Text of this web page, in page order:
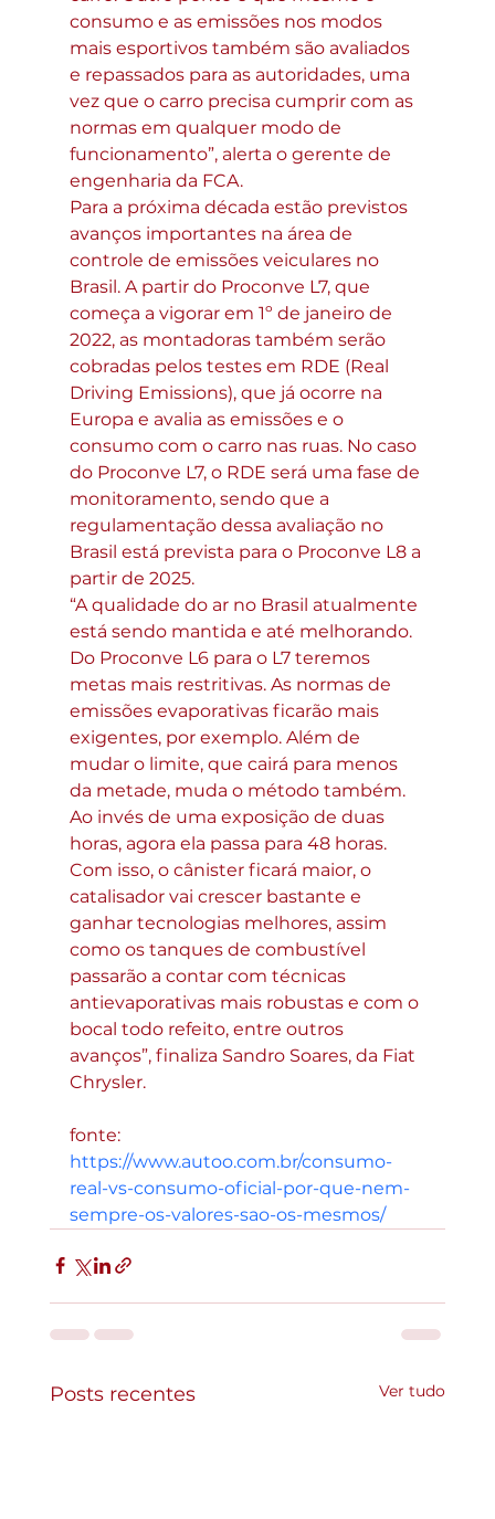
consumo e as emissões nos modos
mais esportivos também são avaliados
e repassados para as autoridades, uma
vez que o carro precisa cumprir com as
normas em qualquer modo de
funcionamento”, alerta o gerente de
engenharia da FCA.
Para a próxima década estão previstos
avanços importantes na área de
controle de emissões veiculares no
Brasil. A partir do Proconve L7, que
começa a vigorar em 1º de janeiro de
2022, as montadoras também serão
cobradas pelos testes em RDE (Real
Driving Emissions), que já ocorre na
Europa e avalia as emissões e o
consumo com o carro nas ruas. No caso
do Proconve L7, o RDE será uma fase de
monitoramento, sendo que a
regulamentação dessa avaliação no
Brasil está prevista para o Proconve L8 a
partir de 2025.
“A qualidade do ar no Brasil atualmente
está sendo mantida e até melhorando.
Do Proconve L6 para o L7 teremos
metas mais restritivas. As normas de
emissões evaporativas ficarão mais
exigentes, por exemplo. Além de
mudar o limite, que cairá para menos
da metade, muda o método também.
Ao invés de uma exposição de duas
horas, agora ela passa para 48 horas.
Com isso, o cânister ficará maior, o
catalisador vai crescer bastante e
ganhar tecnologias melhores, assim
como os tanques de combustível
passarão a contar com técnicas
antievaporativas mais robustas e com o
bocal todo refeito, entre outros
avanços”, finaliza Sandro Soares, da Fiat
Chrysler.
fonte:
https://www.autoo.com.br/consumo-
real-vs-consumo-oficial-por-que-nem-
sempre-os-valores-sao-os-mesmos/
Posts recentes Ver tudo